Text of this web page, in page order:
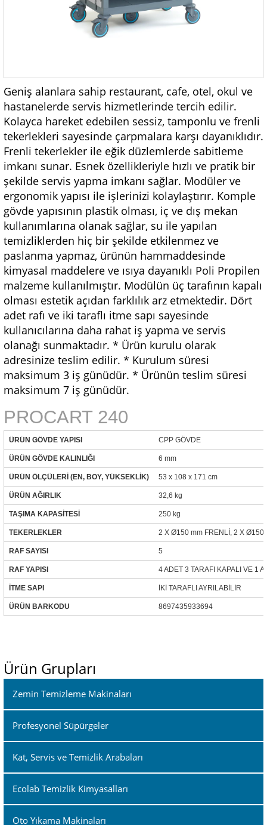
Geniş alanlara sahip restaurant, cafe, otel, okul ve
hastanelerde servis hizmetlerinde tercih edilir.
Kolayca hareket edebilen sessiz, tamponlu ve frenli
tekerlekleri sayesinde çarpmalara karşı dayanıklıdır.
Frenli tekerlekler ile eğik düzlemlerde sabitleme
imkanı sunar. Esnek özellikleriyle hızlı ve pratik bir
şekilde servis yapma imkanı sağlar. Modüler ve
ergonomik yapısı ile işlerinizi kolaylaştırır. Komple
gövde yapısının plastik olması, iç ve dış mekan
kullanımlarına olanak sağlar, su ile yapılan
temizliklerden hiç bir şekilde etkilenmez ve
paslanma yapmaz, ürünün hammaddesinde
kimyasal maddelere ve ısıya dayanıklı Poli Propilen
malzeme kullanılmıştır. Modülün üç tarafının kapalı
olması estetik açıdan farklılık arz etmektedir. Dört
adet rafı ve iki taraflı itme sapı sayesinde
kullanıcılarına daha rahat iş yapma ve servis
olanağı sunmaktadır. * Ürün kurulu olarak
adresinize teslim edilir. * Kurulum süresi
maksimum 3 iş günüdür. * Ürünün teslim süresi
maksimum 7 iş günüdür.
PROCART 240
ÜRÜN GÖVDE YAPISI CPP GÖVDE
ÜRÜN GÖVDE KALINLIĞI 6 mm
ÜRÜN ÖLÇÜLERİ (EN, BOY, YÜKSEKLİK) 53 x 108 x 171 cm
ÜRÜN AĞIRLIK 32,6 kg
TAŞIMA KAPASİTESİ 250 kg
TEKERLEKLER 2 X Ø150 mm FRENLİ, 2 X Ø150
RAF SAYISI 5
RAF YAPISI 4 ADET 3 TARAFI KAPALI VE 1
İTME SAPI İKİ TARAFLI AYRILABİLİR
ÜRÜN BARKODU 8697435933694
Ürün Grupları
Zemin Temizleme Makinaları
Profesyonel Süpürgeler
Kat, Servis ve Temizlik Arabaları
Ecolab Temizlik Kimyasalları
Oto Yıkama Makinaları